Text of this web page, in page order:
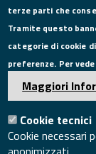
Via Roma, 75,
Tel.
Pec:
Email:
DATI PER LA
P.I.
C.F.
terze parti che
Tramite questo
categorie di cookie
preferenze. Per
Maggiori
Cookie tecnici
Cookie necessari